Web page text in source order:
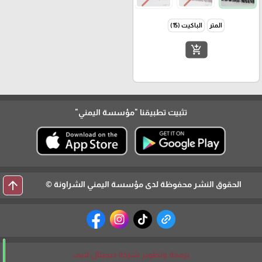
المتر الباكيت (15)
add_shopping_cart
تثبيت تطبيقنا "مؤسسة اليمني"
الحقوق النشر محفوظة لدى مؤسسة اليمني الشراونة © arrow_upward
برمجة وتطوير شركة ديجيتال لايف